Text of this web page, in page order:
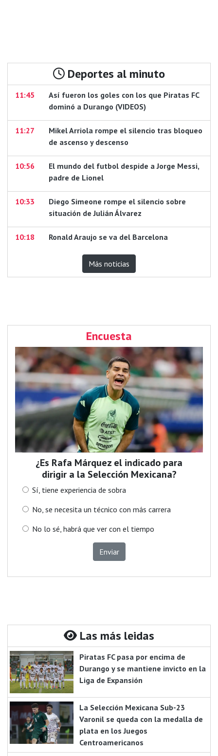
Deportes al minuto
11:45
Así fueron los goles con los que Piratas FC
dominó a Durango (VIDEOS)
11:27
Mikel Arriola rompe el silencio tras bloqueo
de ascenso y descenso
10:56
El mundo del futbol despide a Jorge Messi,
padre de Lionel
10:33
Diego Simeone rompe el silencio sobre
situación de Julián Álvarez
10:18 Ronald Araujo se va del Barcelona
Más noticias
Encuesta
¿Es Rafa Márquez el indicado para
dirigir a la Selección Mexicana?
Sí, tiene experiencia de sobra
No, se necesita un técnico con más carrera
No lo sé, habrá que ver con el tiempo
Enviar
Las más leidas
Piratas FC pasa por encima de
Durango y se mantiene invicto en la
Liga de Expansión
La Selección Mexicana Sub-23
Varonil se queda con la medalla de
plata en los Juegos
Centroamericanos